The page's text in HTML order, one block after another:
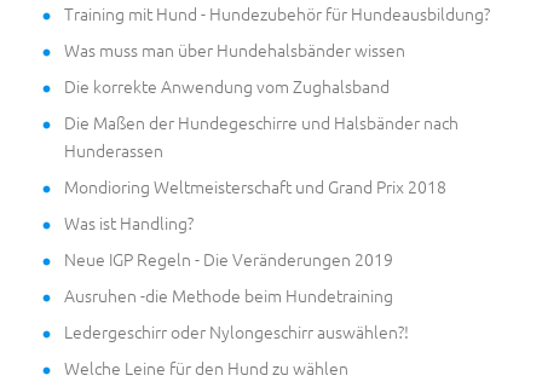
Training mit Hund - Hundezubehör für Hundeausbildung?
Was muss man über Hundehalsbänder wissen
Die korrekte Anwendung vom Zughalsband
Die Maßen der Hundegeschirre und Halsbänder nach
Hunderassen
Mondioring Weltmeisterschaft und Grand Prix 2018
Was ist Handling?
Neue IGP Regeln - Die Veränderungen 2019
Ausruhen -die Methode beim Hundetraining
Ledergeschirr oder Nylongeschirr auswählen?!
Welche Leine für den Hund zu wählen